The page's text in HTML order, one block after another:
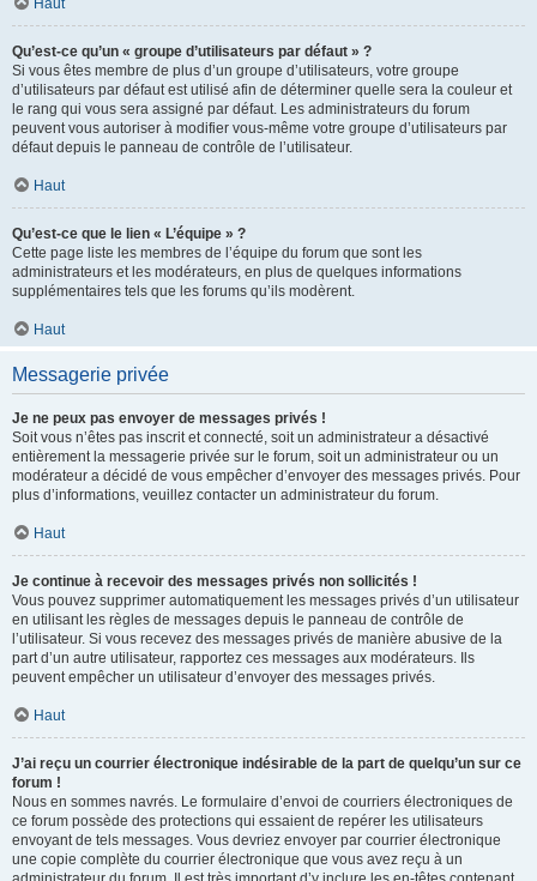
Haut
Qu’est-ce qu’un « groupe d’utilisateurs par défaut » ?
Si vous êtes membre de plus d’un groupe d’utilisateurs, votre groupe
d’utilisateurs par défaut est utilisé afin de déterminer quelle sera la couleur et
le rang qui vous sera assigné par défaut. Les administrateurs du forum
peuvent vous autoriser à modifier vous-même votre groupe d’utilisateurs par
défaut depuis le panneau de contrôle de l’utilisateur.
Haut
Qu’est-ce que le lien « L’équipe » ?
Cette page liste les membres de l’équipe du forum que sont les
administrateurs et les modérateurs, en plus de quelques informations
supplémentaires tels que les forums qu’ils modèrent.
Haut
Messagerie privée
Je ne peux pas envoyer de messages privés !
Soit vous n’êtes pas inscrit et connecté, soit un administrateur a désactivé
entièrement la messagerie privée sur le forum, soit un administrateur ou un
modérateur a décidé de vous empêcher d’envoyer des messages privés. Pour
plus d’informations, veuillez contacter un administrateur du forum.
Haut
Je continue à recevoir des messages privés non sollicités !
Vous pouvez supprimer automatiquement les messages privés d’un utilisateur
en utilisant les règles de messages depuis le panneau de contrôle de
l’utilisateur. Si vous recevez des messages privés de manière abusive de la
part d’un autre utilisateur, rapportez ces messages aux modérateurs. Ils
peuvent empêcher un utilisateur d’envoyer des messages privés.
Haut
J’ai reçu un courrier électronique indésirable de la part de quelqu’un sur ce
forum !
Nous en sommes navrés. Le formulaire d’envoi de courriers électroniques de
ce forum possède des protections qui essaient de repérer les utilisateurs
envoyant de tels messages. Vous devriez envoyer par courrier électronique
une copie complète du courrier électronique que vous avez reçu à un